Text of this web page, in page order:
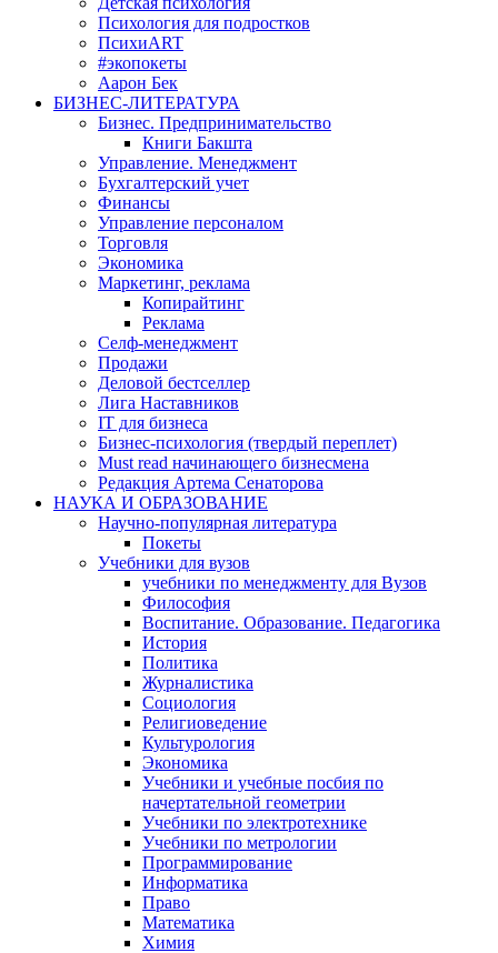
Психология для подростков
ПсихиART
#экопокеты
Аарон Бек
БИЗНЕС-ЛИТЕРАТУРА
Бизнес. Предпринимательство
Книги Бакшта
Управление. Менеджмент
Бухгалтерский учет
Финансы
Управление персоналом
Торговля
Экономика
Маркетинг, реклама
Копирайтинг
Реклама
Селф-менеджмент
Продажи
Деловой бестселлер
Лига Наставников
IT для бизнеса
Бизнес-психология (твердый переплет)
Must read начинающего бизнесмена
Редакция Артема Сенаторова
НАУКА И ОБРАЗОВАНИЕ
Научно-популярная литература
Покеты
Учебники для вузов
учебники по менеджменту для Вузов
Философия
Воспитание. Образование. Педагогика
История
Политика
Журналистика
Социология
Религиоведение
Культурология
Экономика
Учебники и учебные посбия по
начертательной геометрии
Учебники по электротехнике
Учебники по метрологии
Программирование
Информатика
Право
Математика
Химия